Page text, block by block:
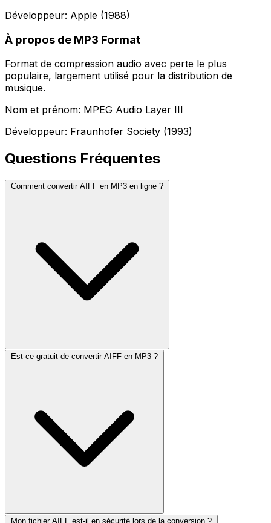
Développeur: Apple (1988)
À propos de MP3 Format
Format de compression audio avec perte le plus
populaire, largement utilisé pour la distribution de
musique.
Nom et prénom: MPEG Audio Layer III
Développeur: Fraunhofer Society (1993)
Questions Fréquentes
Comment convertir AIFF en MP3 en ligne ?
Est-ce gratuit de convertir AIFF en MP3 ?
Mon fichier AIFF est-il en sécurité lors de la conversion ?